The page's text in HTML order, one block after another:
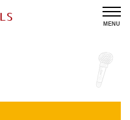
MENU